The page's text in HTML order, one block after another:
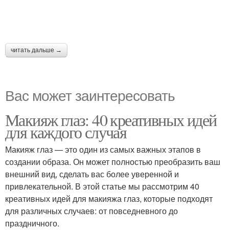
читать дальше →
Вас может заинтересовать
Макияж глаз: 40 креативных идей
для каждого случая
Макияж глаз — это один из самых важных этапов в
создании образа. Он может полностью преобразить ваш
внешний вид, сделать вас более уверенной и
привлекательной. В этой статье мы рассмотрим 40
креативных идей для макияжа глаз, которые подходят
для различных случаев: от повседневного до
праздничного.